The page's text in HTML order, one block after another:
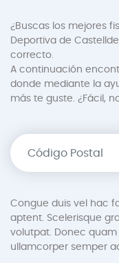
¿Buscas los mejores
Deportiva de
correcto.
A continuación
donde mediante la
más te guste. ¿Fácil,
Congue duis vel hac
aptent. Scelerisque
volutpat. Donec
ullamcorper semper